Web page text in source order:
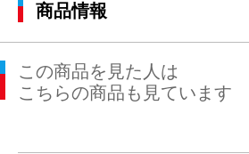
商品情報
この商品を見た人は
こちらの商品も見ています